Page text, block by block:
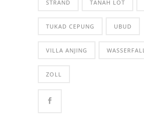
STRAND TANAH LOT
TUKAD CEPUNG UBUD
VILLA ANJING WASSERFALL
ZOLL